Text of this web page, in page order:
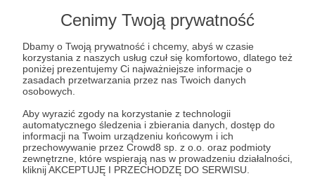
Cenimy Twoją prywatność
Dbamy o Twoją prywatność i chcemy, abyś w czasie
korzystania z naszych usług czuł się komfortowo, dlatego też
poniżej prezentujemy Ci najważniejsze informacje o
zasadach przetwarzania przez nas Twoich danych
osobowych.
Aby wyrazić zgody na korzystanie z technologii
automatycznego śledzenia i zbierania danych, dostęp do
informacji na Twoim urządzeniu końcowym i ich
przechowywanie przez Crowd8 sp. z o.o. oraz podmioty
zewnętrzne, które wspierają nas w prowadzeniu działalności,
kliknij AKCEPTUJĘ I PRZECHODZĘ DO SERWISU.
Post dostępny tylko dla Patronów
Aby zobaczyć ten materiał musisz być zalogowany
Zaloguj się
Udostępnij